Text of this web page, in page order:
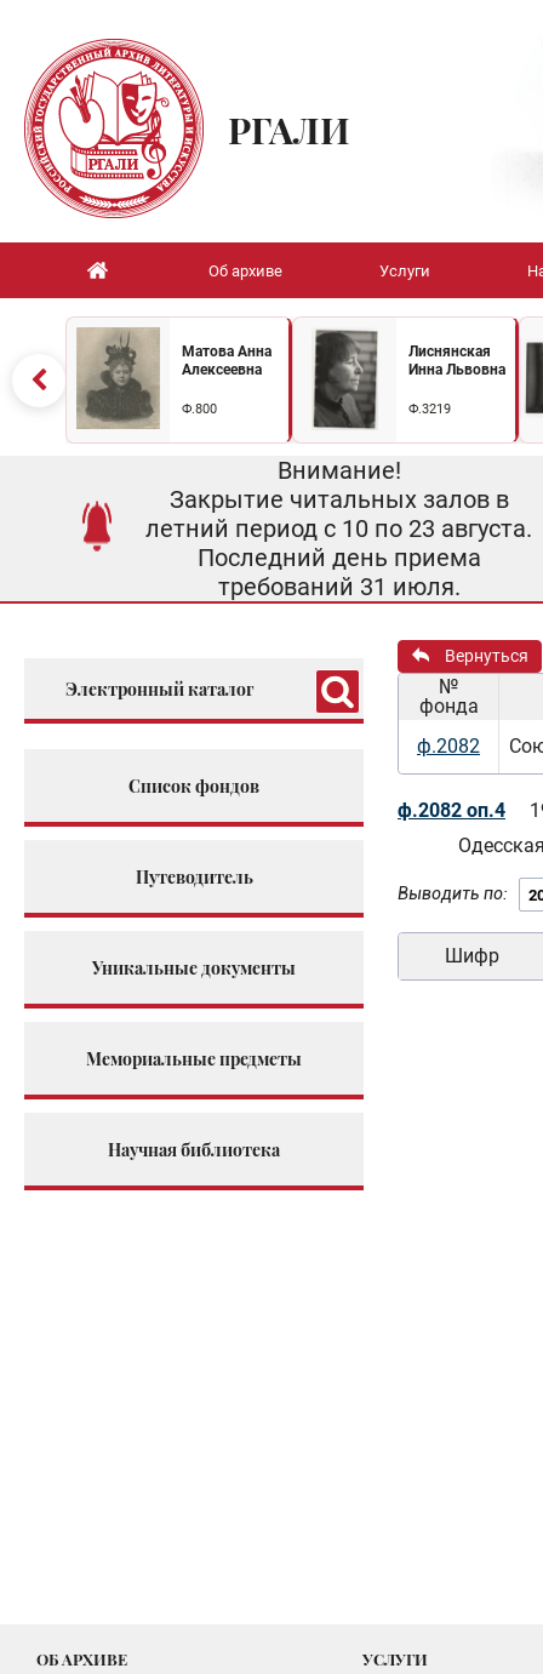
РГАЛИ
Об архиве Услуги
Матова Анна
Алексеевна
Ф.800
Лиснянская
Инна Львовна
Ф.3219
Внимание!
Закрытие читальных залов в
летний период с 10 по 23 августа.
Последний день приема
требований 31 июля.
Электронный каталог
Список фондов
Путеводитель
Уникальные документы
Мемориальные предметы
Научная библиотека
Вернуться
№
фонда
ф.2082
ф.2082 оп.4
Выводить по:
Шифр
ОБ АРХИВЕ УСЛУГИ